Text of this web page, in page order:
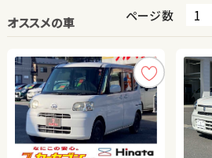
オススメの車 ページ数